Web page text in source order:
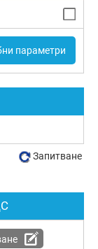
параметри
Запитване